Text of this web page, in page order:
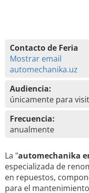
Contacto de Feria
Mostrar email
automechanika.uz
Audiencia:
únicamente para
Frecuencia:
anualmente
La "automechanika
especializada de
en repuestos,
para el